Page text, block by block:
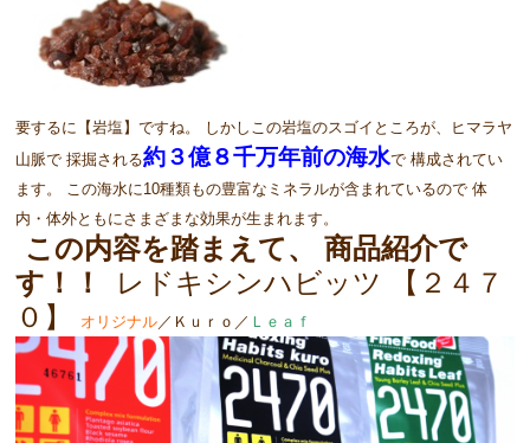
要するに【岩塩】ですね。 しかしこの岩塩のスゴイところが、ヒマラヤ
山脈で 採掘される約３億８千万年前の海水で 構成されてい
ます。 この海水に10種類もの豊富なミネラルが含まれているので 体
内・体外ともにさまざまな効果が生まれます。
この内容を踏まえて、 商品紹介で
す！！
レドキシンハビッツ 【２４７
０】
オリジナル／Ｋｕｒｏ／ Ｌｅａｆ